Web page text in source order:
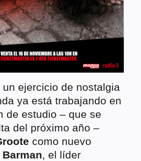
ejercicio de nostalgia
ya está trabajando en
de estudio – que se
del próximo año –
como nuevo
Barman, el líder